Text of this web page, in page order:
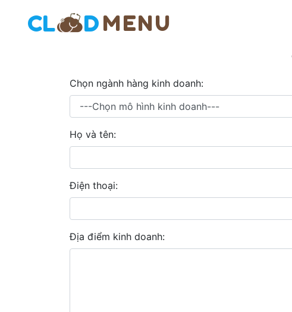
Chọn ngành hàng kinh doanh:
Họ và tên:
Điện thoại:
Địa điểm kinh doanh: